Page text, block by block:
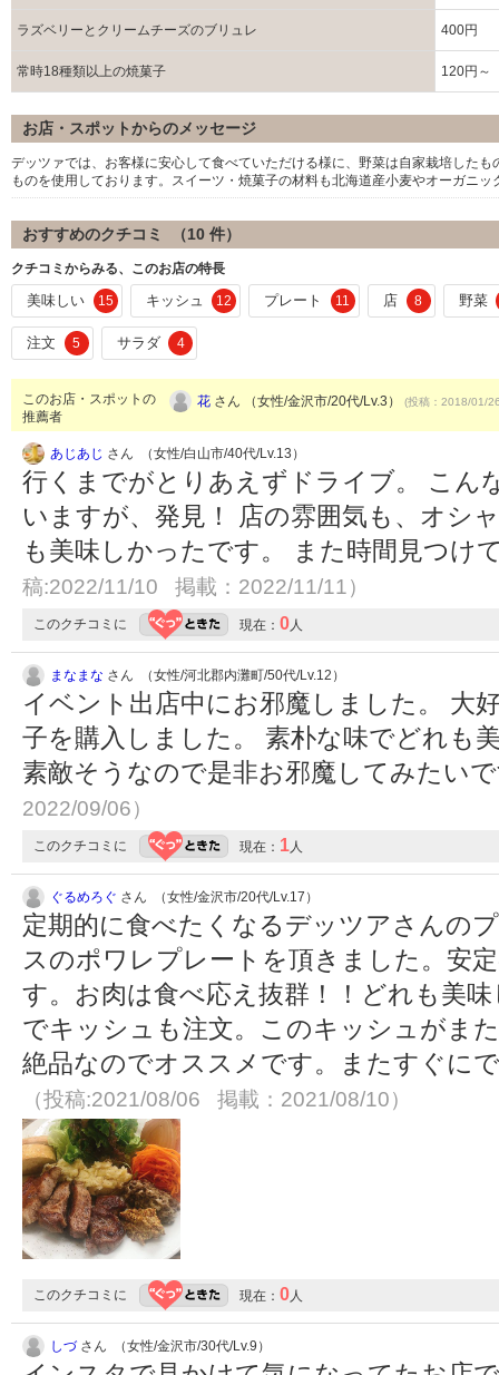
ラズベリーとクリームチーズのブリュレ 400円
常時18種類以上の焼菓子 120円～
お店・スポットからのメッセージ
デッツァでは、お客様に安心して食べていただける様に、野菜は自家栽培した
ものを使用しております。スイーツ・焼菓子の材料も北海道産小麦やオーガニ
おすすめのクチコミ （10 件）
クチコミからみる、このお店の特長
美味しい 15 キッシュ 12 プレート 11 店 8 野菜
注文 5 サラダ 4
このお店・スポットの
推薦者
花 さん （女性/金沢市/20代/Lv.3） (投稿：2018/01/
あじあじ さん （女性/白山市/40代/Lv.13）
行くまでがとりあえずドライブ。 こん
いますが、発見！ 店の雰囲気も、オシ
も美味しかったです。 また時間見つけ
稿:2022/11/10 掲載：2022/11/11）
このクチコミに 現在： 0人
まなまな さん （女性/河北郡内灘町/50代/Lv.12）
イベント出店中にお邪魔しました。 大
子を購入しました。 素朴な味でどれも
素敵そうなので是非お邪魔してみたい
2022/09/06）
このクチコミに 現在： 1人
ぐるめろぐ さん （女性/金沢市/20代/Lv.17）
定期的に食べたくなるデッツアさんの
スのポワレプレートを頂きました。安
す。お肉は食べ応え抜群！！どれも美
でキッシュも注文。このキッシュがま
絶品なのでオススメです。またすぐに
（投稿:2021/08/06 掲載：2021/08/10）
このクチコミに 現在： 0人
しづさん （女性/金沢市/30代/Lv.9）